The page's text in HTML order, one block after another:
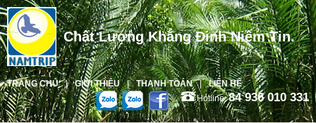
Chất Lượng Khẳng Định Niềm Tin.
TRANG CHỦ GIỚI THIỆU THANH TOÁN
LIÊN HỆ
Hotline:84 936 010 331